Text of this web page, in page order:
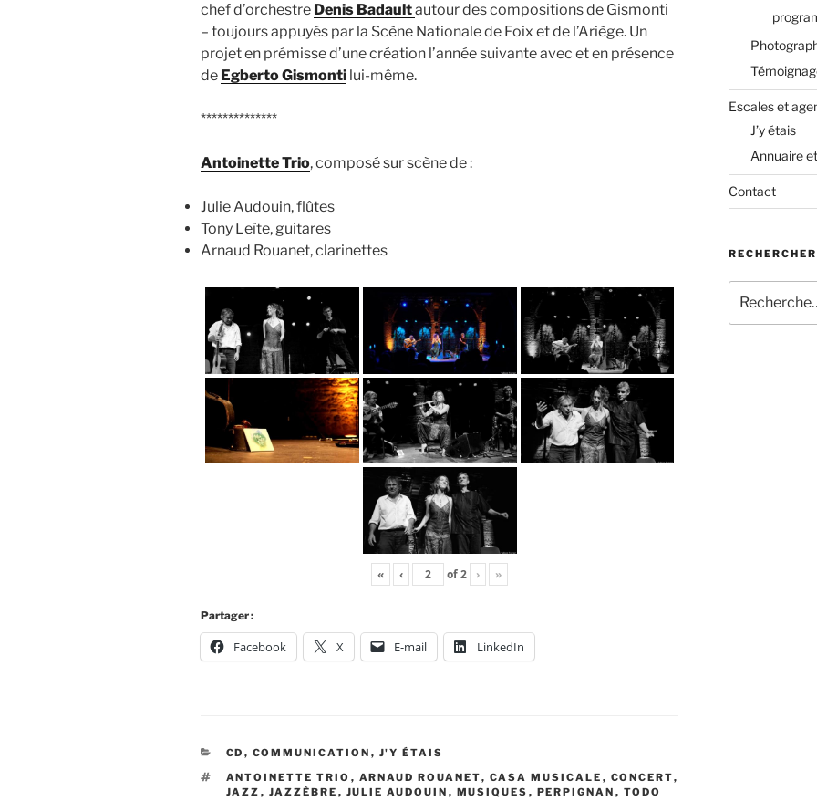
chef d’orchestre Denis Badaultautour des compositions de Gismonti
– toujours appuyés par la Scène Nationale de Foix et de l’Ariège. Un
projet en prémisse d’une création l’année suivante avec et en présence
de Egberto Gismonti lui-même.
**************
Antoinette Trio, composé sur scène de :
Julie Audouin, flûtes
Tony Leïte, guitares
Arnaud Rouanet, clarinettes
« ‹ of2 › »
Partager :
Facebook X E-mail LinkedIn
CATÉGORIES
CD , COMMUNICATION , J'Y ÉTAIS
ÉTIQUETTES
ANTOINETTE TRIO , ARNAUD ROUANET, CASA MUSICALE , CONCERT,
JAZZ , JAZZÈBRE , JULIE AUDOUIN , MUSIQUES , PERPIGNAN , TODO
Escales et
J’y étais
Annuaire
Contact
RECHERCHER
pour
: